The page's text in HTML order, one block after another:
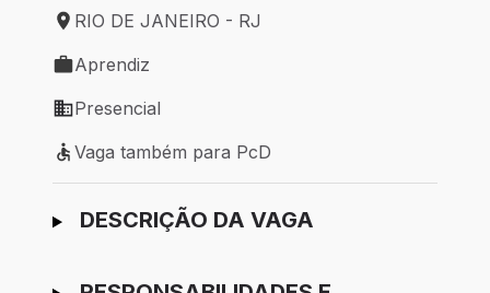
Local de trabalho: RIO DE JANEIRO - RJ
RIO DE JANEIRO - RJ
Tipo de vaga: Aprendiz
Aprendiz
Modelo de trabalho: Presencial
Presencial
Vaga também para PcD
Vaga também para PcD
Ir para candidatura
DESCRIÇÃO DA VAGA